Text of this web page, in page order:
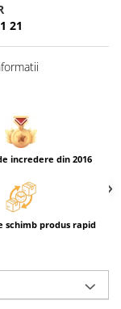
21
incredere din 2016
schimb produs rapid